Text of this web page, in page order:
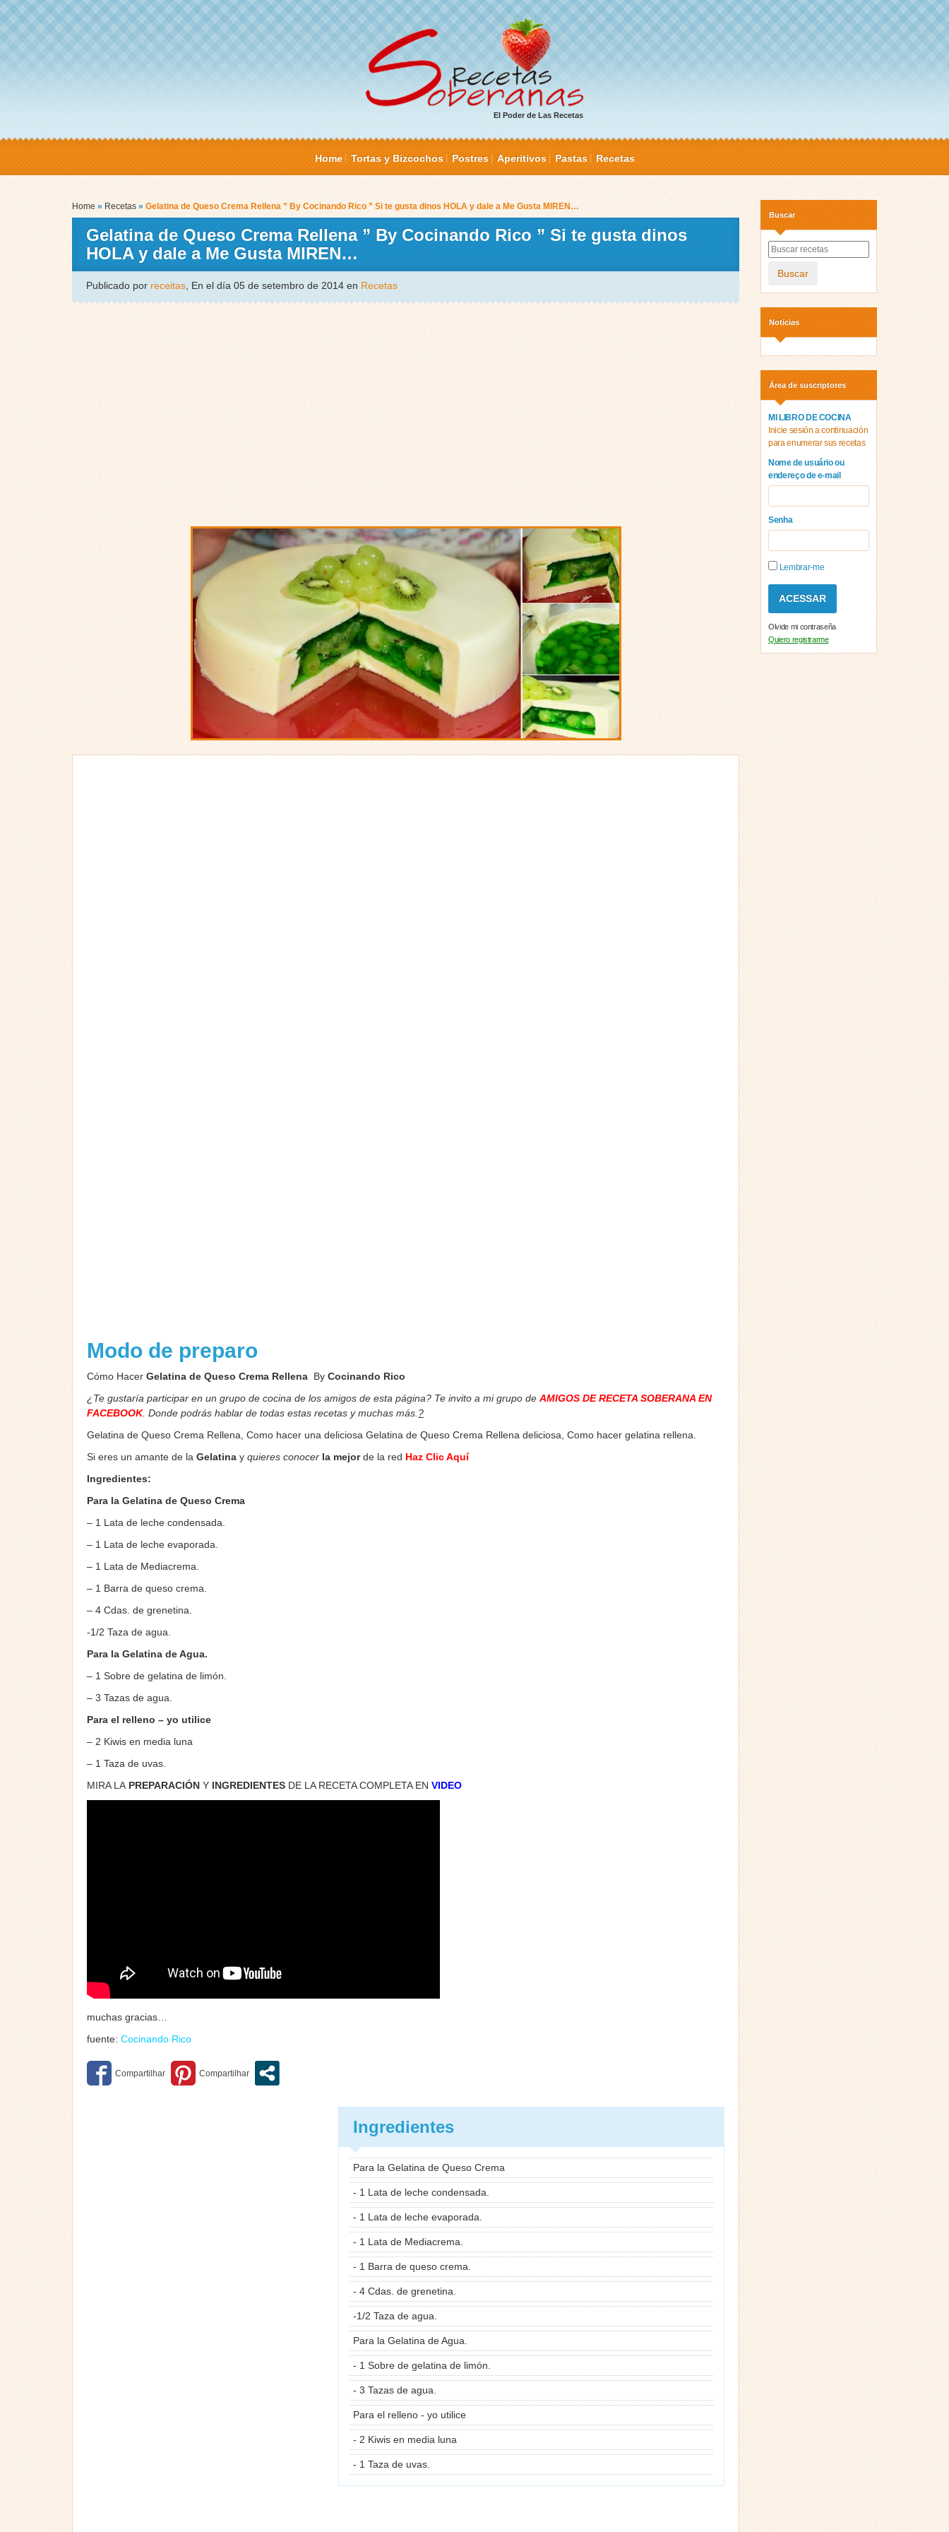
El Poder de Las Recetas
Home Tortas y Bizcochos Postres Aperitivos Pastas Recetas
Home » Recetas » Gelatina de Queso Crema Rellena ” By Cocinando Rico ” Si te gusta dinos HOLA y dale a Me Gusta MIREN…
Gelatina de Queso Crema Rellena ” By Cocinando Rico ” Si te gusta dinos
HOLA y dale a Me Gusta MIREN…
Publicado por receitas , En el día 05 de setembro de 2014 en Recetas
Modo de preparo
Cómo Hacer Gelatina de Queso Crema Rellena By Cocinando Rico
¿Te gustaría participar en un grupo de cocina de los amigos de esta página? Te invito a mi grupo de AMIGOS DE RECETA SOBERANA EN
FACEBOOK. Donde podrás hablar de todas estas recetas y muchas más. ?
Gelatina de Queso Crema Rellena, Como hacer una deliciosa Gelatina de Queso Crema Rellena deliciosa, Como hacer gelatina rellena.
Si eres un amante de la Gelatina y quieres conocer la mejorde la red Haz Clic Aquí
Ingredientes:
Para la Gelatina de Queso Crema
– 1 Lata de leche condensada.
– 1 Lata de leche evaporada.
– 1 Lata de Mediacrema.
– 1 Barra de queso crema.
– 4 Cdas. de grenetina.
-1/2 Taza de agua.
Para la Gelatina de Agua.
– 1 Sobre de gelatina de limón.
– 3 Tazas de agua.
Para el relleno – yo utilice
– 2 Kiwis en media luna
– 1 Taza de uvas.
MIRA LA PREPARACIÓN Y INGREDIENTES DE LA RECETA COMPLETA EN VIDEO
muchas gracias…
fuente: Cocinando Rico
Ingredientes
Para la Gelatina de Queso Crema
- 1 Lata de leche condensada.
- 1 Lata de leche evaporada.
- 1 Lata de Mediacrema.
- 1 Barra de queso crema.
- 4 Cdas. de grenetina.
-1/2 Taza de agua.
Para la Gelatina de Agua.
- 1 Sobre de gelatina de limón.
- 3 Tazas de agua.
Para el relleno - yo utilice
- 2 Kiwis en media luna
- 1 Taza de uvas.
Buscar
Buscar
Noticias
Área de suscriptores
MI LIBRO DE COCINA
Inicie sesión a continuación
para enumerar sus recetas
Nome de usuário ou
endereço de e-mail
Senha
Lembrar-me
Olvide mi contraseña
Quiero registrarme